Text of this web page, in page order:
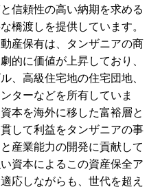
信頼性の高い納期を求める
橋渡しを提供しています。
産保有は、タンザニアの商
的に価値が上昇しており、
、高級住宅地の住宅団地、
ターなどを所有していま
本を海外に移した富裕層と
して利益をタンザニアの事
産業能力の開発に貢献して
資本によるこの資産保全ア
応しながらも、世代を超え